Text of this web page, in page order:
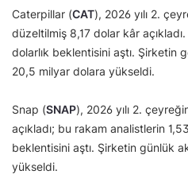
Caterpillar (CAT), 2026 yılı 2.
düzeltilmiş 8,17 dolar kâr
dolarlık beklentisini aştı. Şirketin
20,5 milyar dolara yükseldi.
Snap (SNAP), 2026 yılı 2.
açıkladı; bu rakam analistlerin
beklentisini aştı. Şirketin günlük
yükseldi.